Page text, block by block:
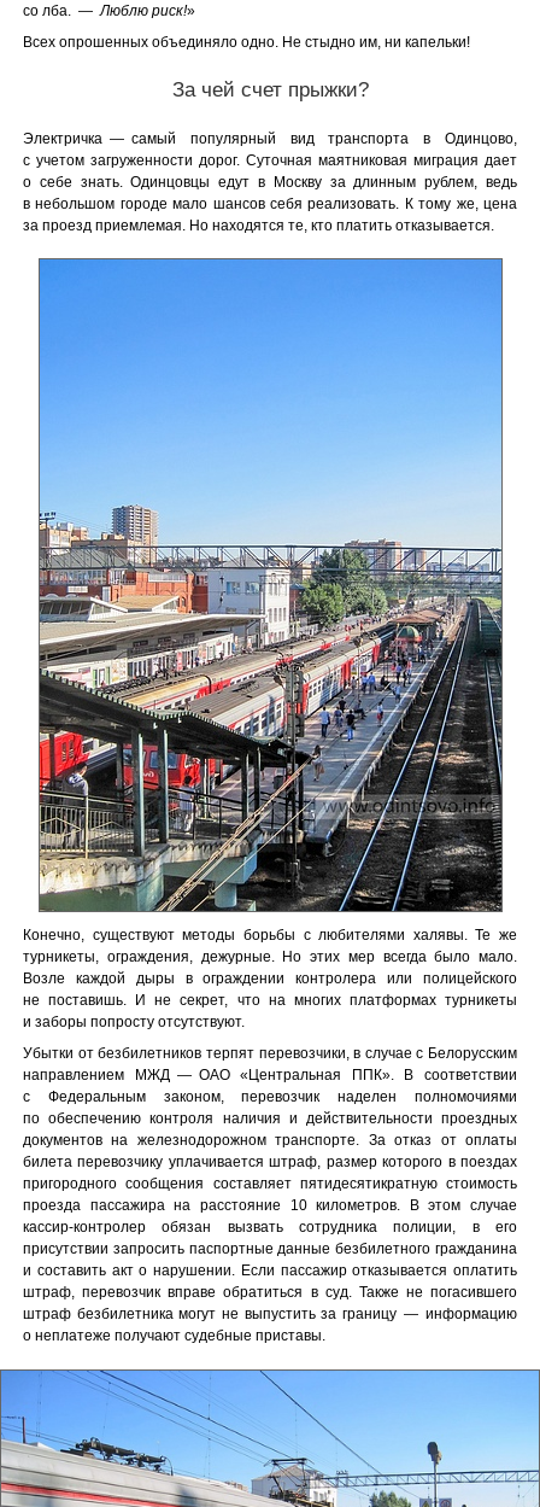
со лба. —Люблю риск!»
Всех опрошенных объединяло одно. Не стыдно им, ни капельки!
За чей счет прыжки?
Электричка — самый популярный вид транспорта в Одинцово,
с учетом загруженности дорог. Суточная маятниковая миграция дает
о себе знать. Одинцовцы едут в Москву за длинным рублем, ведь
в небольшом городе мало шансов себя реализовать. К тому же, цена
за проезд приемлемая. Но находятся те, кто платить отказывается.
Конечно, существуют методы борьбы с любителями халявы. Те же
турникеты, ограждения, дежурные. Но этих мер всегда было мало.
Возле каждой дыры в ограждении контролера или полицейского
не поставишь. И не секрет, что на многих платформах турникеты
и заборы попросту отсутствуют.
Убытки от безбилетников терпят перевозчики, в случае с Белорусским
направлением МЖД — ОАО «Центральная ППК». В соответствии
с Федеральным законом, перевозчик наделен полномочиями
по обеспечению контроля наличия и действительности проездных
документов на железнодорожном транспорте. За отказ от оплаты
билета перевозчику уплачивается штраф, размер которого в поездах
пригородного сообщения составляет пятидесятикратную стоимость
проезда пассажира на расстояние 10 километров. В этом случае
кассир-контролер обязан вызвать сотрудника полиции, в его
присутствии запросить паспортные данные безбилетного гражданина
и составить акт о нарушении. Если пассажир отказывается оплатить
штраф, перевозчик вправе обратиться в суд. Также не погасившего
штраф безбилетника могут не выпустить за границу — информацию
о неплатеже получают судебные приставы.